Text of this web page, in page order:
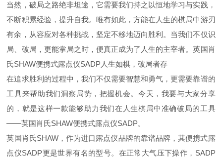
当然，破局之路绝非坦途，它需要我们持之以恒地学习与实践，
不断积累经验，提升自我。唯有如此，方能在人生的棋局中游刃
有余，从容应对各种挑战，坚定不移地迈向胜利。当我们不仅识
局、破局，更能掌局之时，便真正成为了人生的主宰者。英国肖
氏SHAW便携式露点仪SADP人生如棋，破局者存
在追求胜利的过程中，我们不仅需要智慧和勇气，更需要靠谱的
工具来帮助我们洞察局势，把握机会。今天，我要与大家分享
的，就是这样一款能够助力我们在人生棋局中准确破局的工具
——英国肖氏SHAW便携式露点仪SADP。
英国肖氏SHAW，作为进口露点仪品牌的靠谱品牌 ，其便携式露
点仪SADP更是世界有名的型号。在正常大气压下操作， SADP